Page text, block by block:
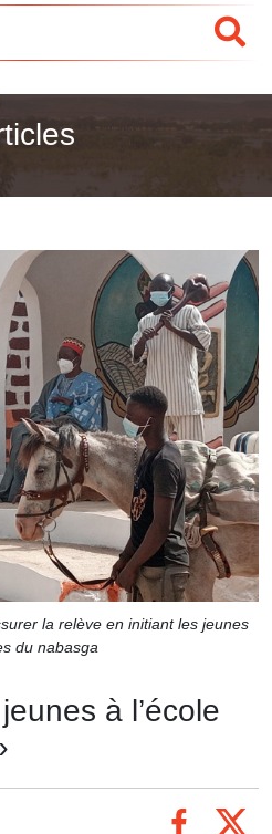
la relève en initiant les jeunes
du nabasga
à l’école